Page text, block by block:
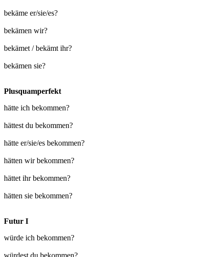
bekäme er/sie/es?
bekämen wir?
bekämet / bekämt ihr?
bekämen sie?
Plusquamperfekt
hätte ich bekommen?
hättest du bekommen?
hätte er/sie/es bekommen?
hätten wir bekommen?
hättet ihr bekommen?
hätten sie bekommen?
Futur I
würde ich bekommen?
würdest du bekommen?